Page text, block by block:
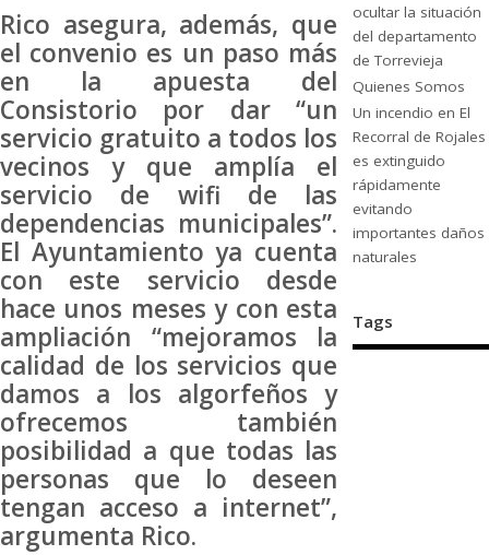
Rico asegura, además, que
el convenio es un paso más
en la apuesta del
Consistorio por dar “un
servicio gratuito a todos los
vecinos y que amplía el
servicio de wifi de las
dependencias municipales”.
El Ayuntamiento ya cuenta
con este servicio desde
hace unos meses y con esta
ampliación “mejoramos la
calidad de los servicios que
damos a los algorfeños y
ofrecemos también
posibilidad a que todas las
personas que lo deseen
tengan acceso a internet”,
argumenta Rico.
ocultar la situación
del departamento
de Torrevieja
Quienes Somos
Un incendio en El
Recorral de Rojales
es extinguido
rápidamente
evitando
importantes daños
naturales
Tags